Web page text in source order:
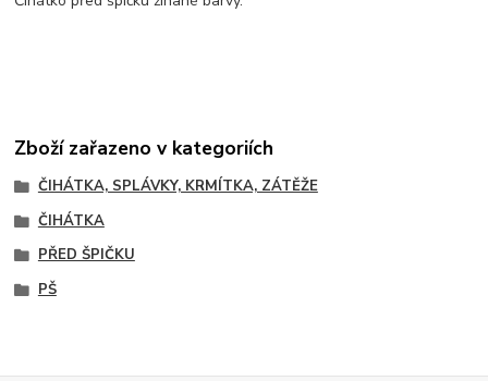
Zboží zařazeno v kategoriích
ČIHÁTKA, SPLÁVKY, KRMÍTKA, ZÁTĚŽE
ČIHÁTKA
PŘED ŠPIČKU
PŠ